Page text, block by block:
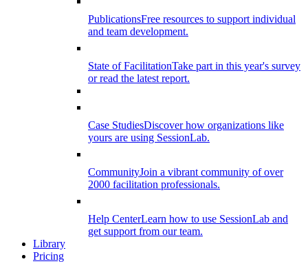
PublicationsFree resources to support individual
and team development.
State of FacilitationTake part in this year's survey
or read the latest report.
Case StudiesDiscover how organizations like
yours are using SessionLab.
CommunityJoin a vibrant community of over
2000 facilitation professionals.
Help CenterLearn how to use SessionLab and
get support from our team.
Library
Pricing